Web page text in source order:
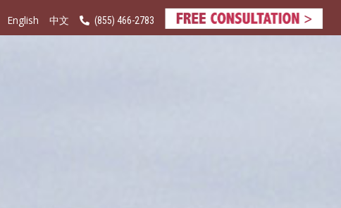
English 中文 (855) 466-2783